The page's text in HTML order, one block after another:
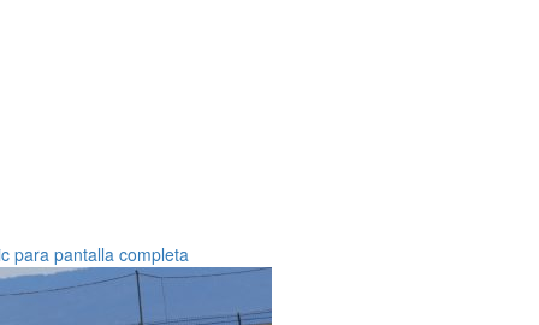
para pantalla completa